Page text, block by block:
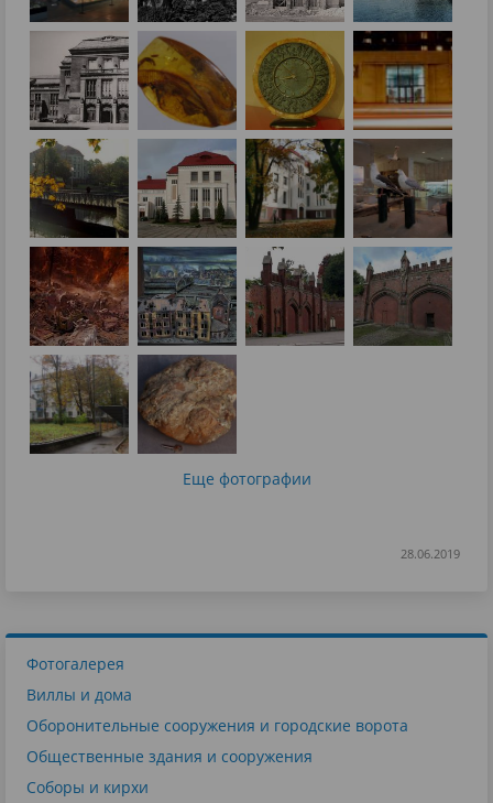
Еще фотографии
28.06.2019
Фотогалерея
Виллы и дома
Оборонительные сооружения и городские ворота
Общественные здания и сооружения
Соборы и кирхи